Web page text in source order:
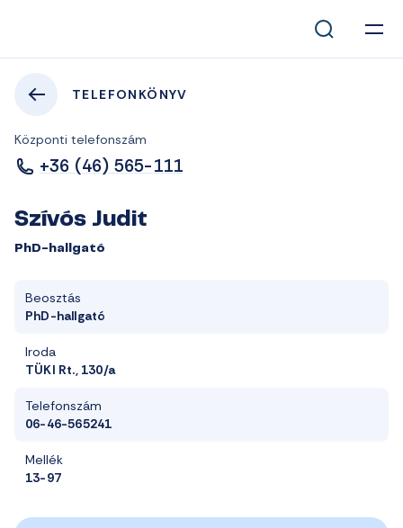
TELEFONKÖNYV
Központi telefonszám
+36 (46) 565-111
Szívós Judit
PhD-hallgató
Beosztás
PhD-hallgató
Iroda
TÜKI Rt., 130/a
Telefonszám
06-46-565241
Mellék
13-97